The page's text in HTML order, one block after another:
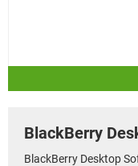
BlackBerry
BlackBerry Desktop